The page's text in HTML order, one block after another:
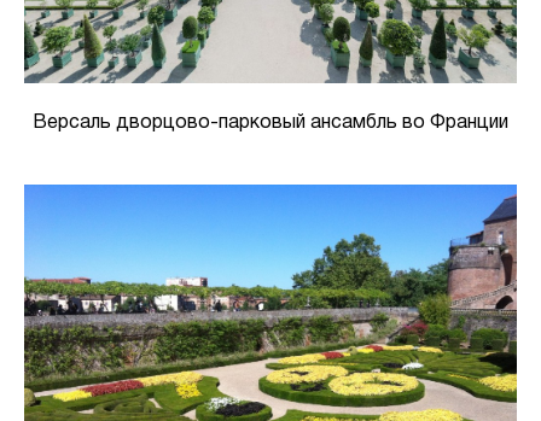
Версаль дворцово-парковый ансамбль во Франции